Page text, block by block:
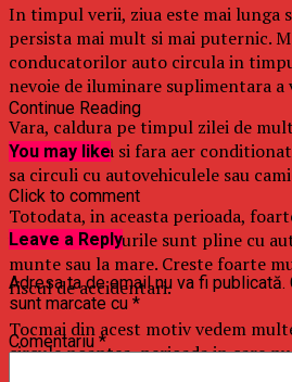
In timpul verii, ziua este mai lunga
persista mai mult si mai puternic.
conducatorilor auto circula in
nevoie de iluminare suplimentara a
Vara, caldura pe timpul zilei de
insuportabila si fara aer
sa circuli cu autovehiculele sau
Totodata, in aceasta perioada,
vacanta, drumurile sunt pline cu
munte sau la mare. Creste foarte
riscul de accidentari.
Tocmai din acest motiv vedem
circule noaptea, perioada in care
mai redus si caldura este
Continue Reading
You may like
Click to comment
Leave a Reply
Adresa ta de email nu va fi publicată.
sunt marcate cu *
Comentariu*